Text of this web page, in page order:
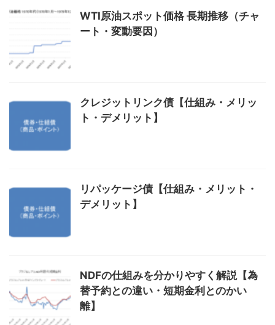
WTI原油スポット価格 長期推移（チャ
ート・変動要因）
クレジットリンク債【仕組み・メリッ
ト・デメリット】
リパッケージ債【仕組み・メリット・
デメリット】
NDFの仕組みを分かりやすく解説【為
替予約との違い・短期金利とのかい
離】